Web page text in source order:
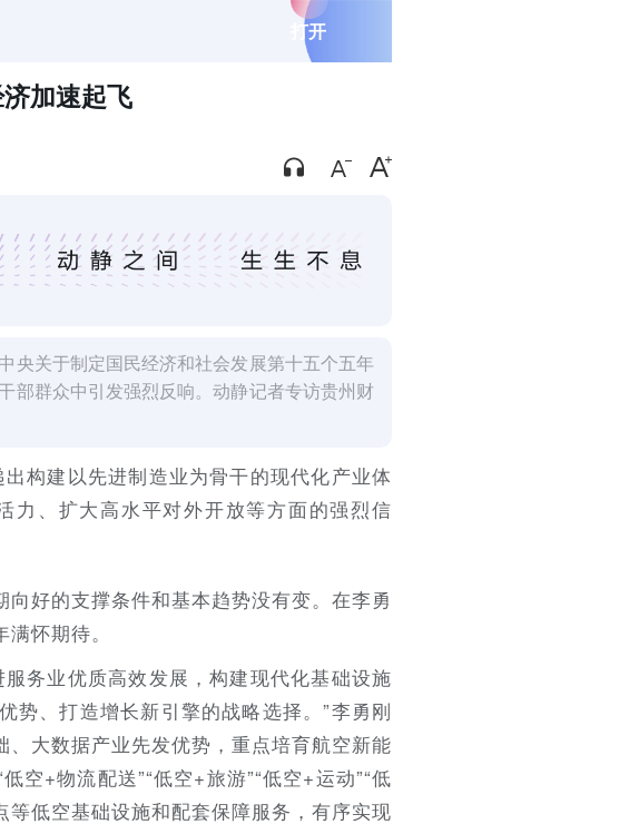
打开
加速起飞
央关于制定国民经济和社会发展第十五个五年
部群众中引发强烈反响。动静记者专访贵州财
构建以先进制造业为骨干的现代化产业体
力、扩大高水平对外开放等方面的强烈信
好的支撑条件和基本趋势没有变。在李勇
怀期待。
务业优质高效发展，构建现代化基础设施
势、打造增长新引擎的战略选择。”李勇刚
大数据产业先发优势，重点培育航空新能
+物流配送”“低空+旅游”“低空+运动”“低
低空基础设施和配套保障服务，有序实现